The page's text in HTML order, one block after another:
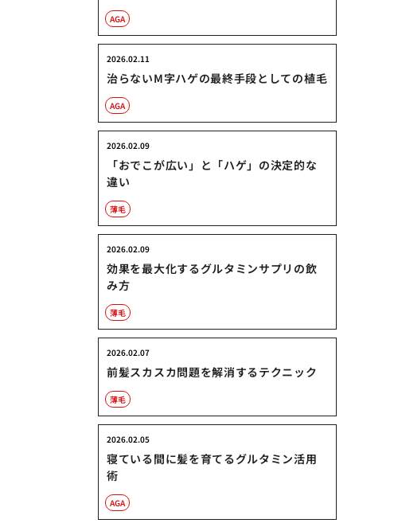
AGA
治らないM字ハゲの最終手段としての植毛
2026.02.11
AGA
「おでこが広い」と「ハゲ」の決定的な
違い
2026.02.09
薄毛
効果を最大化するグルタミンサプリの飲
み方
2026.02.09
薄毛
前髪スカスカ問題を解消するテクニック
2026.02.07
薄毛
寝ている間に髪を育てるグルタミン活用
術
2026.02.05
AGA